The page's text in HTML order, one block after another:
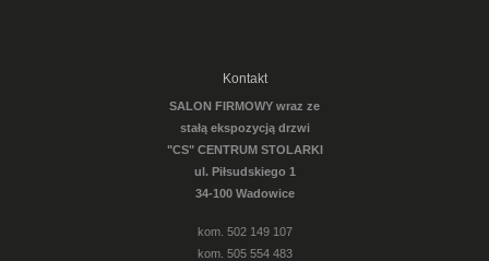
Kontakt
SALON FIRMOWY wraz ze
stałą ekspozycją drzwi
"CS" CENTRUM STOLARKI
ul. Piłsudskiego 1
34-100 Wadowice
kom. 502 149 107
kom. 505 554 483